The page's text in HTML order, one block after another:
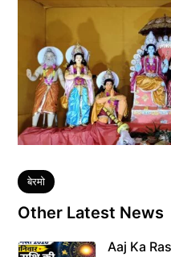
Tags
बेरमो
Other Latest News
Aaj Ka